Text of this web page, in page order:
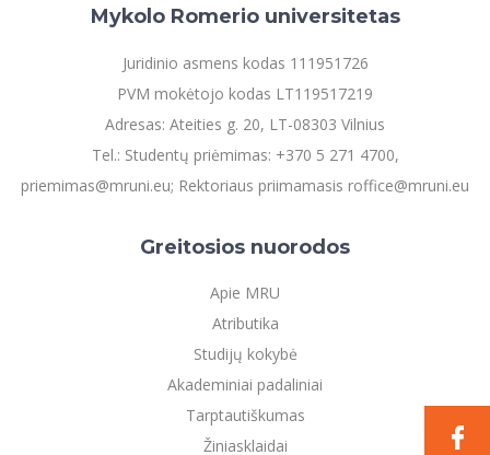
Mykolo Romerio universitetas
Juridinio asmens kodas 111951726
PVM mokėtojo kodas LT119517219
Adresas: Ateities g. 20, LT-08303 Vilnius
Tel.: Studentų priėmimas: +370 5 271 4700,
priemimas@mruni.eu; Rektoriaus priimamasis roffice@mruni.eu
Greitosios nuorodos
Apie MRU
Atributika
Studijų kokybė
Akademiniai padaliniai
Tarptautiškumas
Žiniasklaidai